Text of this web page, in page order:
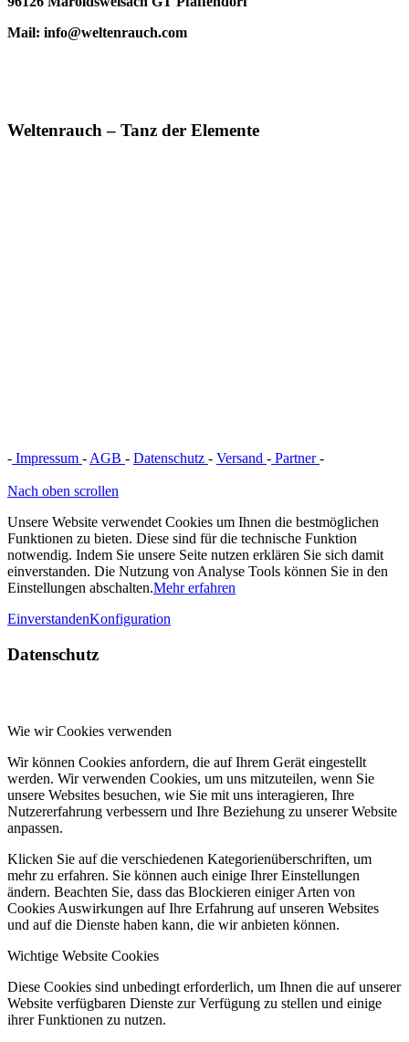
Mail: info@weltenrauch.com
Weltenrauch – Tanz der Elemente
- Impressum - AGB - Datenschutz - Versand - Partner-
Nach oben scrollen
Unsere Website verwendet Cookies um Ihnen die bestmöglichen
Funktionen zu bieten. Diese sind für die technische Funktion
notwendig. Indem Sie unsere Seite nutzen erklären Sie sich damit
einverstanden. Die Nutzung von Analyse Tools können Sie in den
Einstellungen abschalten.Mehr erfahren
EinverstandenKonfiguration
Datenschutz
Wie wir Cookies verwenden
Wir können Cookies anfordern, die auf Ihrem Gerät eingestellt
werden. Wir verwenden Cookies, um uns mitzuteilen, wenn Sie
unsere Websites besuchen, wie Sie mit uns interagieren, Ihre
Nutzererfahrung verbessern und Ihre Beziehung zu unserer Website
anpassen.
Klicken Sie auf die verschiedenen Kategorienüberschriften, um
mehr zu erfahren. Sie können auch einige Ihrer Einstellungen
ändern. Beachten Sie, dass das Blockieren einiger Arten von
Cookies Auswirkungen auf Ihre Erfahrung auf unseren Websites
und auf die Dienste haben kann, die wir anbieten können.
Wichtige Website Cookies
Diese Cookies sind unbedingt erforderlich, um Ihnen die auf unserer
Website verfügbaren Dienste zur Verfügung zu stellen und einige
ihrer Funktionen zu nutzen.